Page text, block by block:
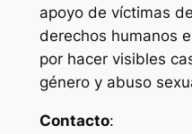
apoyo de víctimas
derechos humanos
por hacer visibles
género y abuso
Contacto: